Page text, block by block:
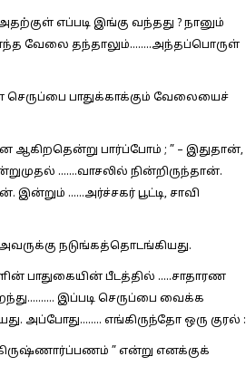
எப்படி இங்கு வந்தது ? நானும்
எந்த வேலை தந்தாலும்……..அந்தப்பொருள்
செருப்பை பாதுக்காக்கும் வேலையைச்
ஆகிறதென்று பார்ப்போம் ; ” – இதுதான்,
…….வாசலில் நின்றிருந்தான்.
……அர்ச்சகர் பூட்டி, சாவி
நடுங்கத்தொடங்கியது.
பாதுகையின் பீடத்தில் …..சாதாரண
இப்படி செருப்பை வைக்க
அப்போது…….. எங்கிருந்தோ ஒரு குரல் :
” என்று எனக்குக்